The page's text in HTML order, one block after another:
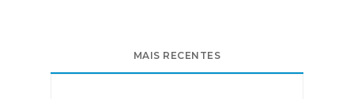
MAIS RECENTES